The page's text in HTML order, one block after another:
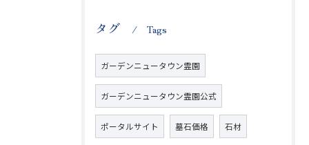
タグ Tags
ガーデンニュータウン霊園
ガーデンニュータウン霊園公式
ポータルサイト 墓石価格 石材